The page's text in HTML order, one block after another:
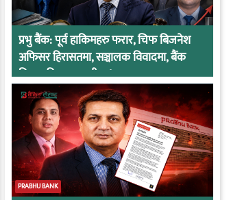
प्रभु बैंक: पूर्व हाकिमहरु फरार, चिफ बिजनेश
अफिसर हिरासतमा, सञ्चालक विवादमा, बैंक
नियामकीय कारवाहीमा !
PRABHU BANK